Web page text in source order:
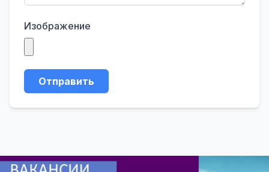
Изображение
Отправить